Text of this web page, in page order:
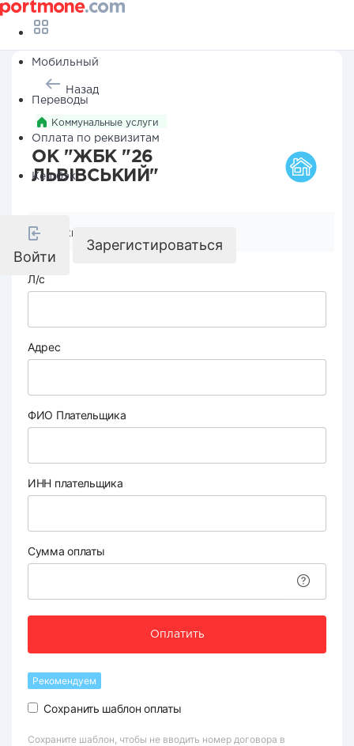
Мобильный
Переводы
Оплата по реквизитам
Кешбэк
Войти
Зарегистироваться
Назад
Коммунальные услуги
ОК "ЖБК "26
ЛЬВІВСЬКИЙ"
Реквизиты компании
Л/с
Адрес
ФИО Плательщика
ИНН плательщика
Сумма оплаты
Оплатить
Рекомендуем
Сохранить шаблон оплаты
Сохраните шаблон, чтобы не вводить номер договора в